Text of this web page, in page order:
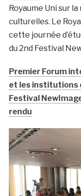
Royaume Uni sur
culturelles. Le
cette journée
du 2nd Festival
Premier Forum
et les institutions
Festival
rendu